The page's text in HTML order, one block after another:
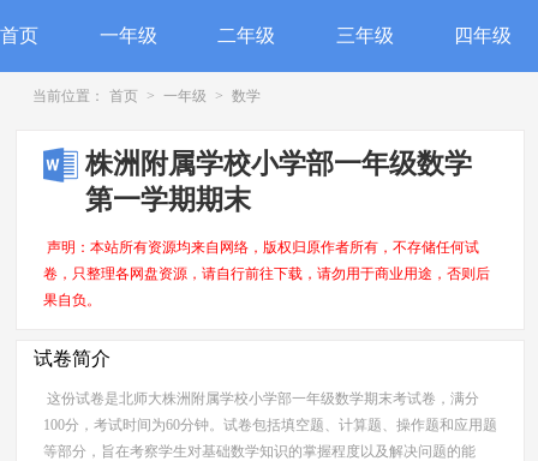
首页 一年级 二年级 三年级 四年级
当前位置： 首页 > 一年级 > 数学
株洲附属学校小学部一年级数学
第一学期期末
声明：本站所有资源均来自网络，版权归原作者所有，不存储任何试
卷，只整理各网盘资源，请自行前往下载，请勿用于商业用途，否则后
果自负。
试卷简介
这份试卷是北师大株洲附属学校小学部一年级数学期末考试卷，满分
100分，考试时间为60分钟。试卷包括填空题、计算题、操作题和应用题
等部分，旨在考察学生对基础数学知识的掌握程度以及解决问题的能